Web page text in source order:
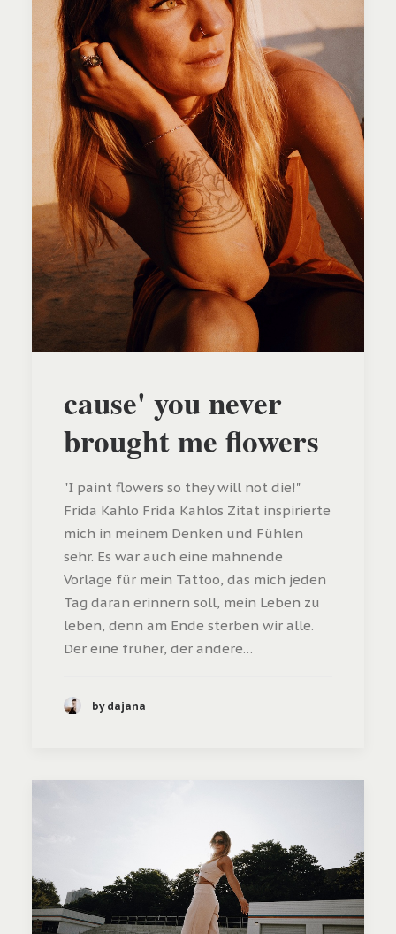
cause' you never
brought me flowers
"I paint flowers so they will not die!"
Frida Kahlo Frida Kahlos Zitat inspirierte
mich in meinem Denken und Fühlen
sehr. Es war auch eine mahnende
Vorlage für mein Tattoo, das mich jeden
Tag daran erinnern soll, mein Leben zu
leben, denn am Ende sterben wir alle.
Der eine früher, der andere…
by dajana